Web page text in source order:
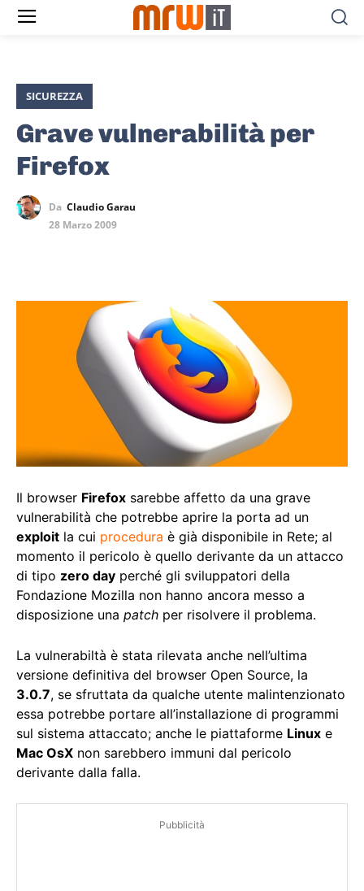
SICUREZZA
Grave vulnerabilità per
Firefox
Da Claudio Garau
28 Marzo 2009
Il browser Firefox sarebbe affetto da una grave
vulnerabilità che potrebbe aprire la porta ad un
exploit la cui procedura è già disponibile in Rete; al
momento il pericolo è quello derivante da un attacco
di tipo zero day perché gli sviluppatori della
Fondazione Mozilla non hanno ancora messo a
disposizione una patch per risolvere il problema.
La vulnerabiltà è stata rilevata anche nell’ultima
versione definitiva del browser Open Source, la
3.0.7, se sfruttata da qualche utente malintenzionato
essa potrebbe portare all’installazione di programmi
sul sistema attaccato; anche le piattaforme Linux e
Mac OsX non sarebbero immuni dal pericolo
derivante dalla falla.
Pubblicità